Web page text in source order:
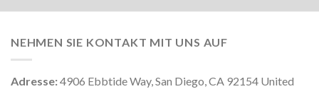
NEHMEN SIE KONTAKT MIT UNS AUF
Adresse:4906 Ebbtide Way, San Diego, CA 92154 United